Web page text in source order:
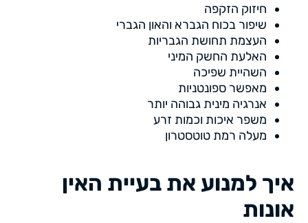
חיזוק הזקפה
שיפור בכוח הגברא והאון הגברי
העצמת תחושת הגבריות
האלעת החשק המיני
השהיית שפיכה
מאפשר ספונטניות
אנרגיה מינית גבוהה יותר
משפר איכות וכמות זרע
מעלה רמת טוטסטרון
איך למנוע את בעיית האין
אונות